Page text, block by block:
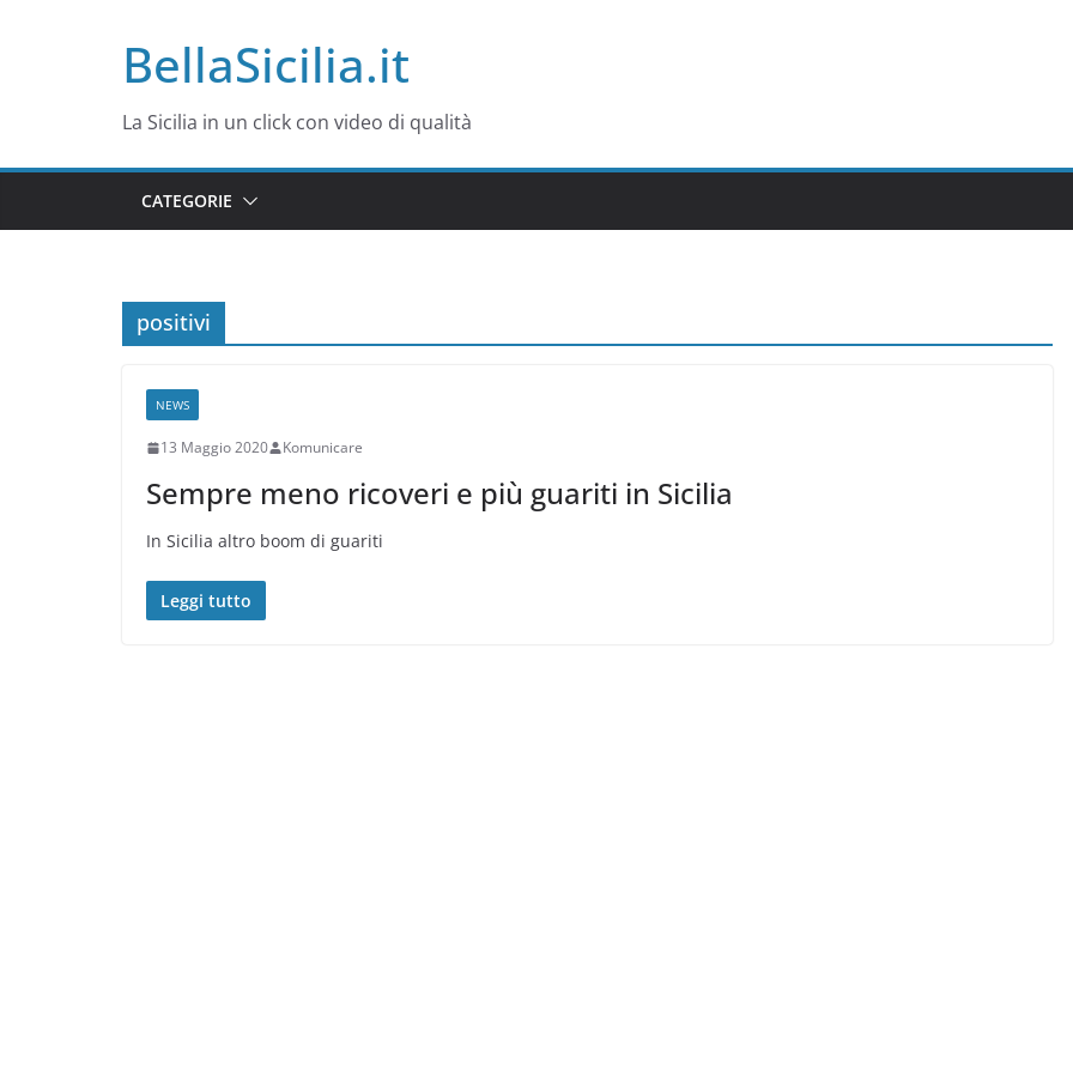
BellaSicilia.it
La Sicilia in un click con video di qualità
CATEGORIE
positivi
NEWS
13 Maggio 2020 Komunicare
Sempre meno ricoveri e più guariti in Sicilia
In Sicilia altro boom di guariti
Leggi tutto